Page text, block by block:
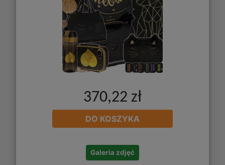
370,22 zł
DO KOSZYKA
Galeria zdjęć